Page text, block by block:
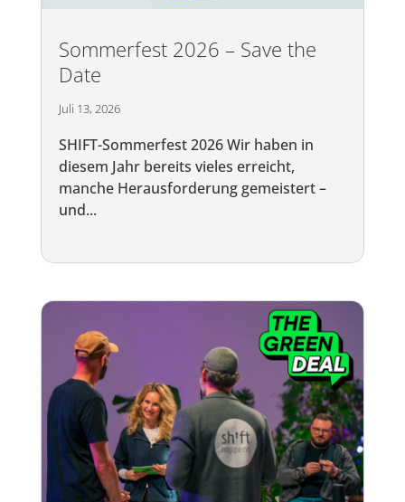
Sommerfest 2026 – Save the
Date
Juli 13, 2026
SHIFT-Sommerfest 2026 Wir haben in
diesem Jahr bereits vieles erreicht,
manche Herausforderung gemeistert –
und...